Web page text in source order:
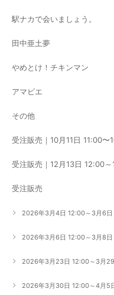
駅ナカで会いましょう。
田中亜土夢
やめとけ！チキンマン
アマビエ
その他
受注販売｜10月11日 11:00
受注販売｜12月13日 12:00
受注販売
2026年3月4日 12:00～3月6日
2026年3月6日 12:00～3月8
2026年3月23日 12:00～3月
2026年3月30日 12:00～4月5